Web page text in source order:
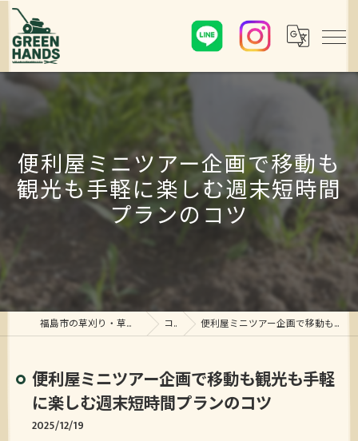
便利屋ミニツアー企画で移動も
観光も手軽に楽しむ週末短時間
プランのコツ
福島市の草刈り・草むしり・剪定ならグリーンハンズ コラム 便利屋ミニツアー企画で移動も観光も手軽に楽しむ週末短時間プランのコツ
便利屋ミニツアー企画で移動も観光も手軽
に楽しむ週末短時間プランのコツ
2025/12/19